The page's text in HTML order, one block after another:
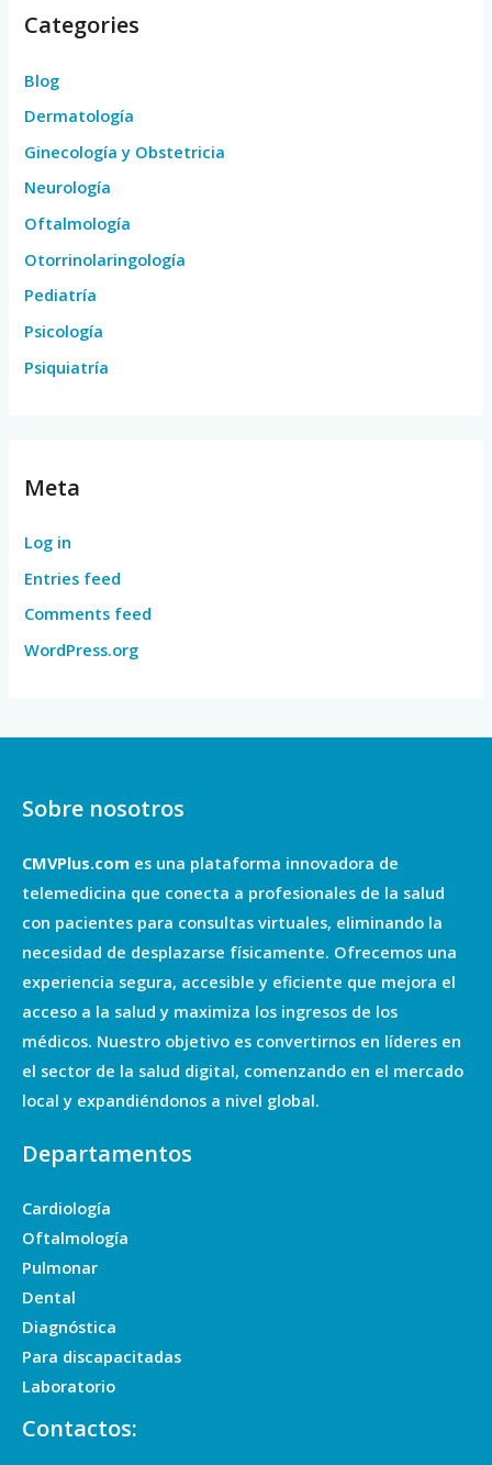
Categories
Blog
Dermatología
Ginecología y Obstetricia
Neurología
Oftalmología
Otorrinolaringología
Pediatría
Psicología
Psiquiatría
Meta
Log in
Entries feed
Comments feed
WordPress.org
Sobre nosotros
CMVPlus.com es una plataforma innovadora de
telemedicina que conecta a profesionales de la salud
con pacientes para consultas virtuales, eliminando la
necesidad de desplazarse físicamente. Ofrecemos una
experiencia segura, accesible y eficiente que mejora el
acceso a la salud y maximiza los ingresos de los
médicos. Nuestro objetivo es convertirnos en líderes en
el sector de la salud digital, comenzando en el mercado
local y expandiéndonos a nivel global.
Departamentos
Cardiología
Oftalmología
Pulmonar
Dental
Diagnóstica
Para discapacitadas
Laboratorio
Contactos: